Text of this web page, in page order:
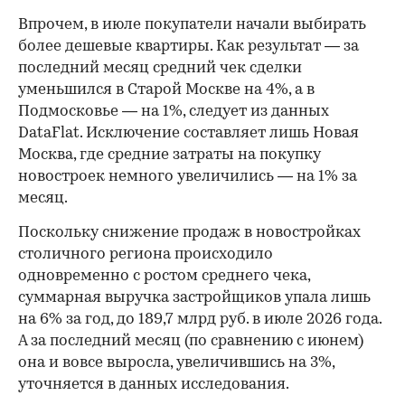
Впрочем, в июле покупатели начали выбирать
более дешевые квартиры. Как результат — за
последний месяц средний чек сделки
уменьшился в Старой Москве на 4%, а в
Подмосковье — на 1%, следует из данных
DataFlat. Исключение составляет лишь Новая
Москва, где средние затраты на покупку
новостроек немного увеличились — на 1% за
месяц.
Поскольку снижение продаж в новостройках
столичного региона происходило
одновременно с ростом среднего чека,
суммарная выручка застройщиков упала лишь
на 6% за год, до 189,7 млрд руб. в июле 2026 года.
А за последний месяц (по сравнению с июнем)
она и вовсе выросла, увеличившись на 3%,
уточняется в данных исследования.